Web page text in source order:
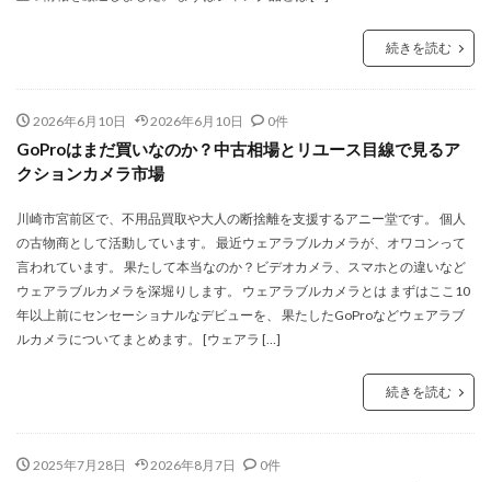
続きを読む
2026年6月10日 2026年6月10日 0件
GoProはまだ買いなのか？中古相場とリユース目線で見るア
クションカメラ市場
川崎市宮前区で、不用品買取や大人の断捨離を支援するアニー堂です。 個人
の古物商として活動しています。 最近ウェアラブルカメラが、オワコンって
言われています。 果たして本当なのか？ビデオカメラ、スマホとの違いなど
ウェアラブルカメラを深堀りします。 ウェアラブルカメラとは まずはここ10
年以上前にセンセーショナルなデビューを、 果たしたGoProなどウェアラブ
ルカメラについてまとめます。 [ウェアラ […]
続きを読む
2025年7月28日 2026年8月7日 0件